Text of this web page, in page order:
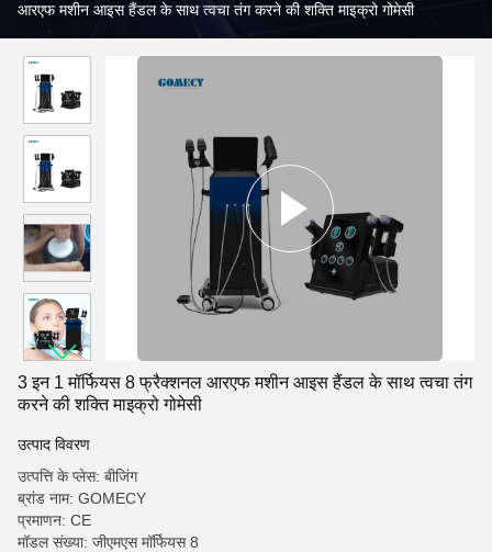
आरएफ मशीन आइस हैंडल के साथ त्वचा तंग करने की शक्ति माइक्रो गोमेसी
3 इन 1 मॉर्फियस 8 फ्रैक्शनल आरएफ मशीन आइस हैंडल के साथ त्वचा तंग
करने की शक्ति माइक्रो गोमेसी
उत्पाद विवरण
उत्पत्ति के प्लेस: बीजिंग
ब्रांड नाम: GOMECY
प्रमाणन: CE
मॉडल संख्या: जीएमएस मॉर्फियस 8